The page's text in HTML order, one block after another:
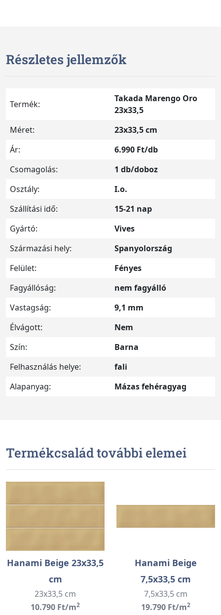
Részletes jellemzők
Termék:
Takada Marengo Oro
23x33,5
Méret:
23x33,5 cm
Ár:
6.990 Ft/db
Csomagolás:
1 db/doboz
Osztály:
I.o.
Szállítási idő:
15-21 nap
Gyártó:
Vives
Származási hely:
Spanyolország
Felület:
Fényes
Fagyállóság:
nem fagyálló
Vastagság:
9,1 mm
Élvágott:
Nem
Szín:
Barna
Felhasználás helye:
fali
Alapanyag:
Mázas fehéragyag
Termékcsalád további elemei
Hanami Beige 23x33,5
cm
23x33,5 cm
10.790 Ft/m2
Hanami Beige
7,5x33,5 cm
7,5x33,5 cm
19.790 Ft/m2